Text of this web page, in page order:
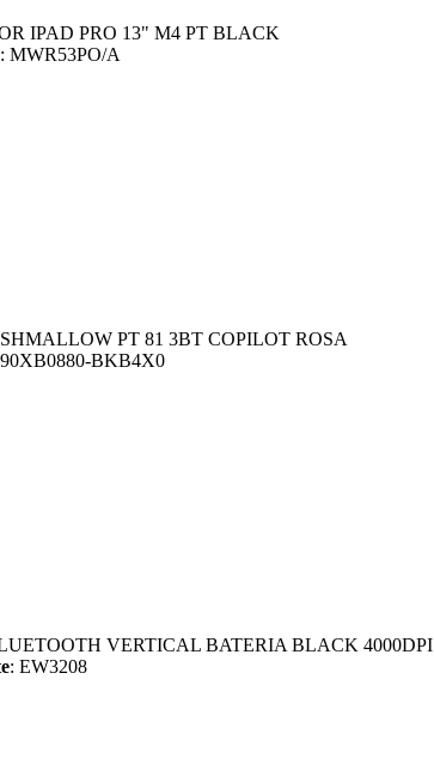
IPAD PRO 13" M4 PT BLACK
: MWR53PO/A
PT 81 3BT COPILOT ROSA
BKB4X0
VERTICAL BATERIA BLACK 4000DPI
: EW3208